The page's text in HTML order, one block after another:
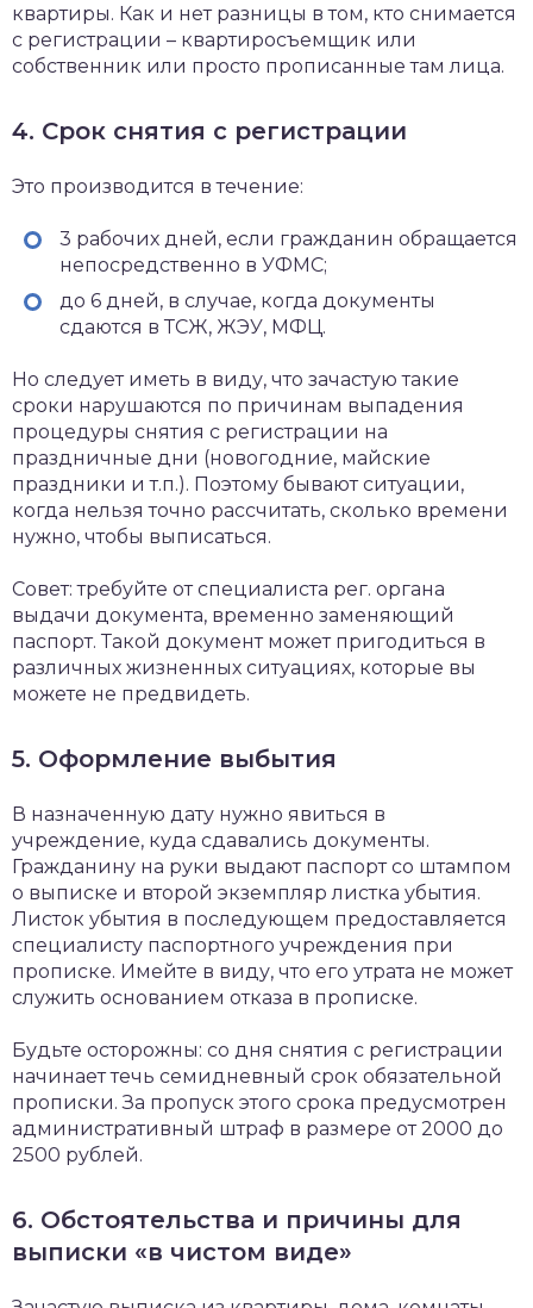
квартиры. Как и нет разницы в том, кто снимается
с регистрации – квартиросъемщик или
собственник или просто прописанные там лица.
4. Срок снятия с регистрации
Это производится в течение:
3 рабочих дней, если гражданин обращается
непосредственно в УФМС;
до 6 дней, в случае, когда документы
сдаются в ТСЖ, ЖЭУ, МФЦ.
Но следует иметь в виду, что зачастую такие
сроки нарушаются по причинам выпадения
процедуры снятия с регистрации на
праздничные дни (новогодние, майские
праздники и т.п.). Поэтому бывают ситуации,
когда нельзя точно рассчитать, сколько времени
нужно, чтобы выписаться.
Совет: требуйте от специалиста рег. органа
выдачи документа, временно заменяющий
паспорт. Такой документ может пригодиться в
различных жизненных ситуациях, которые вы
можете не предвидеть.
5. Оформление выбытия
В назначенную дату нужно явиться в
учреждение, куда сдавались документы.
Гражданину на руки выдают паспорт со штампом
о выписке и второй экземпляр листка убытия.
Листок убытия в последующем предоставляется
специалисту паспортного учреждения при
прописке. Имейте в виду, что его утрата не может
служить основанием отказа в прописке.
Будьте осторожны: со дня снятия с регистрации
начинает течь семидневный срок обязательной
прописки. За пропуск этого срока предусмотрен
административный штраф в размере от 2000 до
2500 рублей.
6. Обстоятельства и причины для
выписки «в чистом виде»